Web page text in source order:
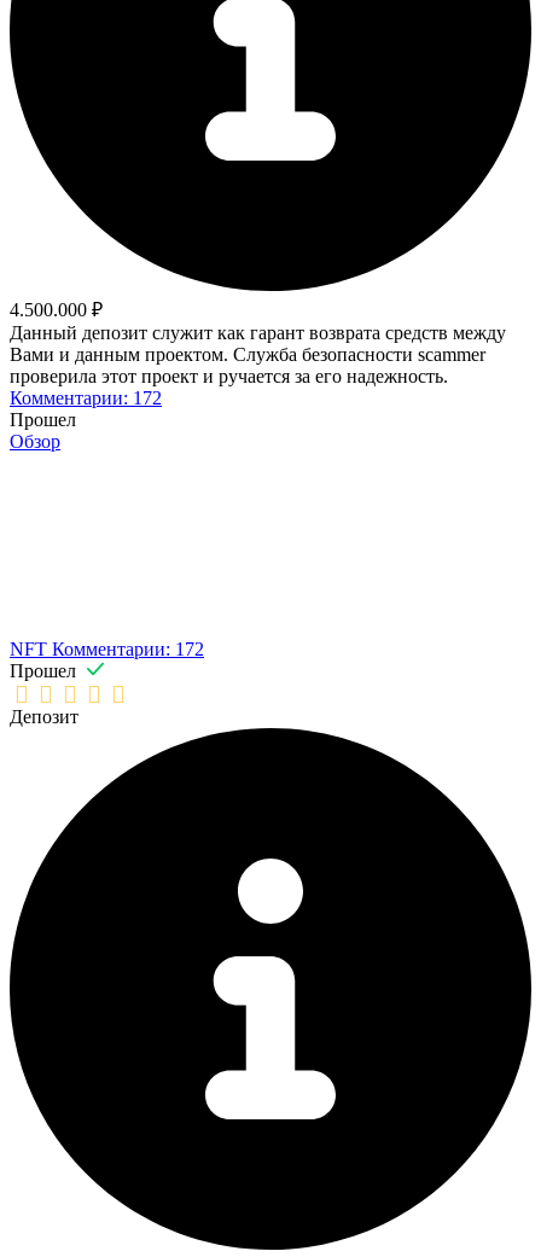
4.500.000 ₽
Данный депозит служит как гарант возврата средств между
Вами и данным проектом. Служба безопасности scammer
проверила этот проект и ручается за его надежность.
Комментарии: 172
Прошел
Обзор
NFT Комментарии: 172
Прошел
Депозит